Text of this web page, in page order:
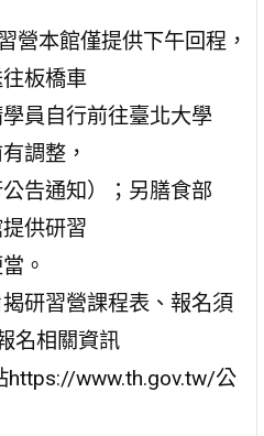
營本館僅提供下午回程，
板橋車
員自行前往臺北大學
調整，
告通知）；另膳食部
供研習
。
研習營課程表、報名須
名相關資訊
https://www.th.gov.tw/公